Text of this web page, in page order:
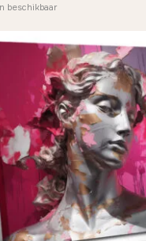
167,88 €
beschikbaar